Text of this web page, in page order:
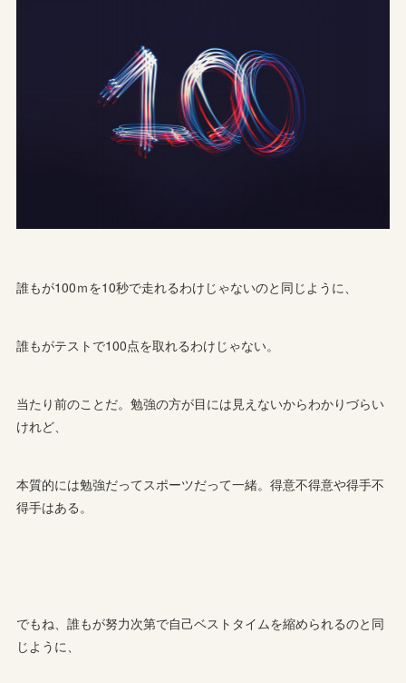
誰もが100ｍを10秒で走れるわけじゃないのと同じように、
誰もがテストで100点を取れるわけじゃない。
当たり前のことだ。勉強の方が目には見えないからわかりづらい
けれど、
本質的には勉強だってスポーツだって一緒。得意不得意や得手不
得手はある。
でもね、誰もが努力次第で自己ベストタイムを縮められるのと同
じように、